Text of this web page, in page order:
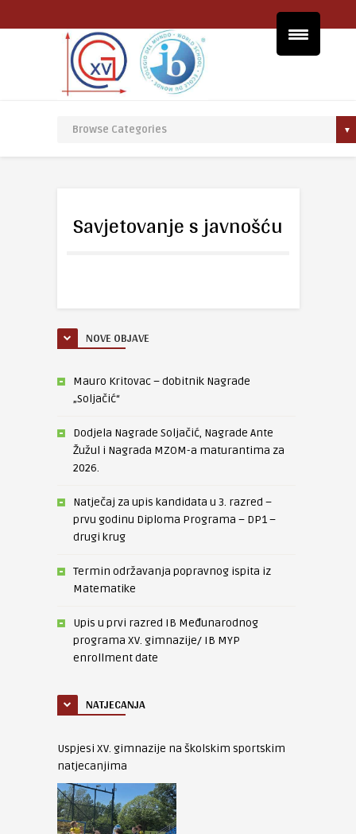
Savjetovanje s javnošću
NOVE OBJAVE
Mauro Kritovac – dobitnik Nagrade
„Soljačić“
Dodjela Nagrade Soljačić, Nagrade Ante
Žužul i Nagrada MZOM-a maturantima za
2026.
Natječaj za upis kandidata u 3. razred –
prvu godinu Diploma Programa – DP1 –
drugi krug
Termin održavanja popravnog ispita iz
Matematike
Upis u prvi razred IB Međunarodnog
programa XV. gimnazije/ IB MYP
enrollment date
NATJECANJA
Uspjesi XV. gimnazije na školskim sportskim
natjecanjima